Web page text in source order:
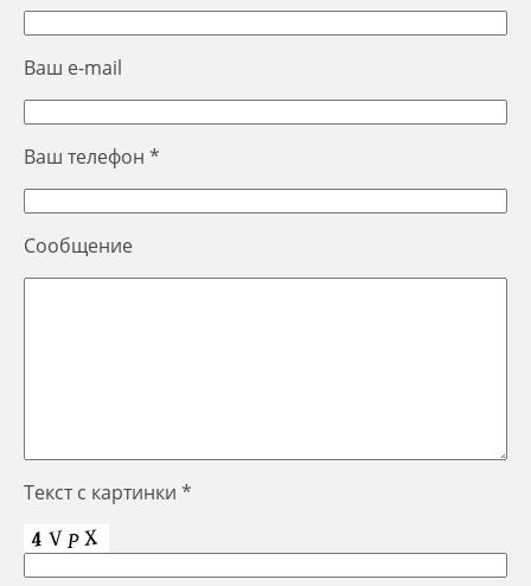
Ваш e-mail
Ваш телефон *
Сообщение
Текст с картинки *